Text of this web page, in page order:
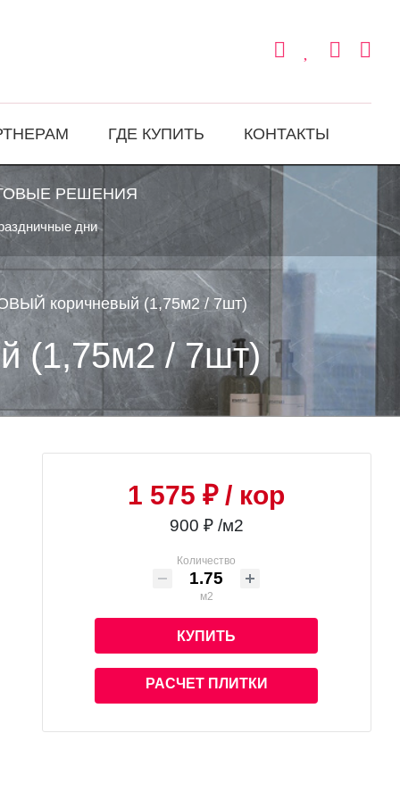
ГДЕ КУПИТЬ КОНТАКТЫ
РЕШЕНИЯ
дни
коричневый (1,75м2 / 7шт)
(1,75м2 / 7шт)
1 575 ₽/ кор
900 ₽ /м2
Количество
м2
КУПИТЬ
РАСЧЕТ ПЛИТКИ